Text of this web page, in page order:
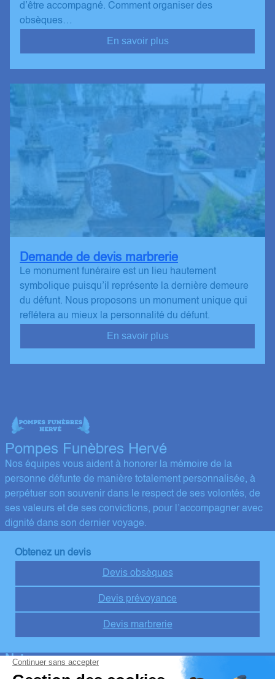
d’être accompagné. Comment organiser des
obsèques…
En savoir plus
Demande de devis marbrerie
Le monument funéraire est un lieu hautement
symbolique puisqu’il représente la dernière demeure
du défunt. Nous proposons un monument unique qui
reflétera au mieux la personnalité du défunt.
En savoir plus
Pompes Funèbres Hervé
Nos équipes vous aident à honorer la mémoire de la
personne défunte de manière totalement personnalisée, à
perpétuer son souvenir dans le respect de ses volontés, de
ses valeurs et de ses convictions, pour l’accompagner avec
dignité dans son dernier voyage.
Obtenez un devis
Devis obsèques
Devis prévoyance
Devis marbrerie
Notre agence
Pompes Funèbres Hervé